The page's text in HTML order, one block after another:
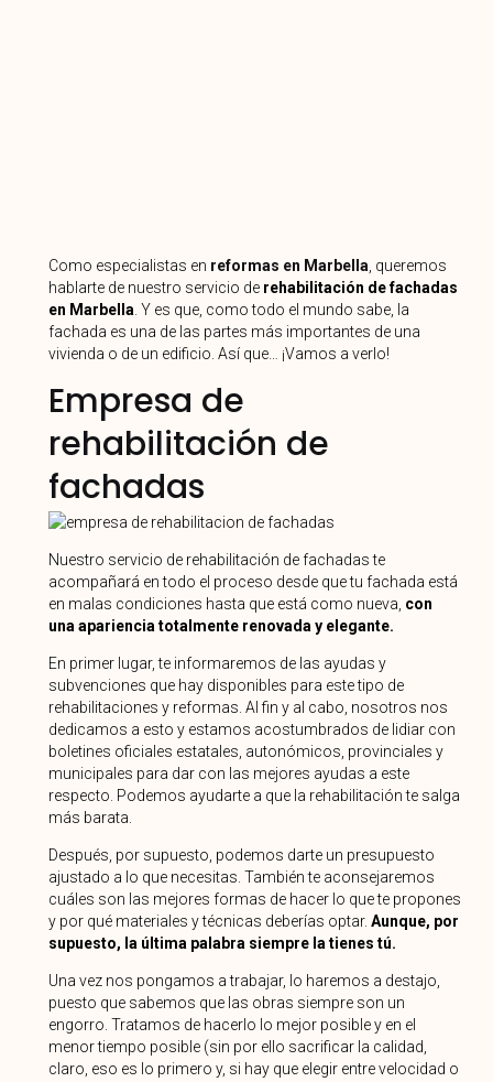
Como especialistas en reformas en Marbella, queremos
hablarte de nuestro servicio de rehabilitación de fachadas
en Marbella. Y es que, como todo el mundo sabe, la
fachada es una de las partes más importantes de una
vivienda o de un edificio. Así que… ¡Vamos a verlo!
Empresa de
rehabilitación de
fachadas
Nuestro servicio de rehabilitación de fachadas te
acompañará en todo el proceso desde que tu fachada está
en malas condiciones hasta que está como nueva, con
una apariencia totalmente renovada y elegante.
En primer lugar, te informaremos de las ayudas y
subvenciones que hay disponibles para este tipo de
rehabilitaciones y reformas. Al fin y al cabo, nosotros nos
dedicamos a esto y estamos acostumbrados de lidiar con
boletines oficiales estatales, autonómicos, provinciales y
municipales para dar con las mejores ayudas a este
respecto. Podemos ayudarte a que la rehabilitación te salga
más barata.
Después, por supuesto, podemos darte un presupuesto
ajustado a lo que necesitas. También te aconsejaremos
cuáles son las mejores formas de hacer lo que te propones
y por qué materiales y técnicas deberías optar. Aunque, por
supuesto, la última palabra siempre la tienes tú.
Una vez nos pongamos a trabajar, lo haremos a destajo,
puesto que sabemos que las obras siempre son un
engorro. Tratamos de hacerlo lo mejor posible y en el
menor tiempo posible (sin por ello sacrificar la calidad,
claro, eso es lo primero y, si hay que elegir entre velocidad o